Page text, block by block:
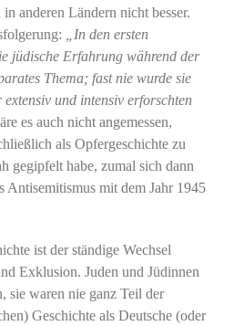
anderen Ländern nicht besser.
„In den ersten
jüdische Erfahrung während der
Thema; fast nie wurde sie
und intensiv erforschten
es auch nicht angemessen,
als Opfergeschichte zu
gegipfelt habe, zumal sich dann
Antisemitismus mit dem Jahr 1945
ist der ständige Wechsel
Exklusion. Juden und Jüdinnen
sie waren nie ganz Teil der
Geschichte als Deutsche (oder